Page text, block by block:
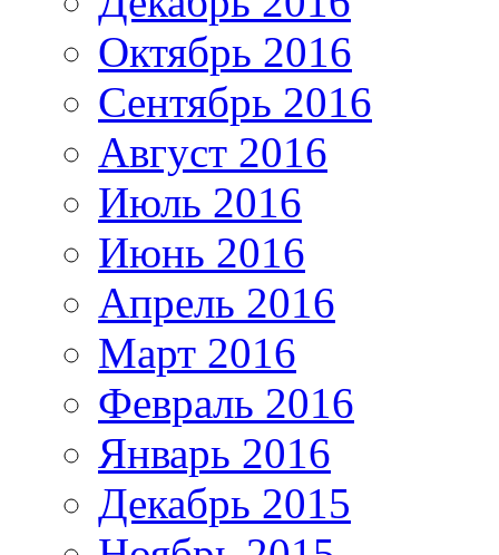
Октябрь 2016
Сентябрь 2016
Август 2016
Июль 2016
Июнь 2016
Апрель 2016
Март 2016
Февраль 2016
Январь 2016
Декабрь 2015